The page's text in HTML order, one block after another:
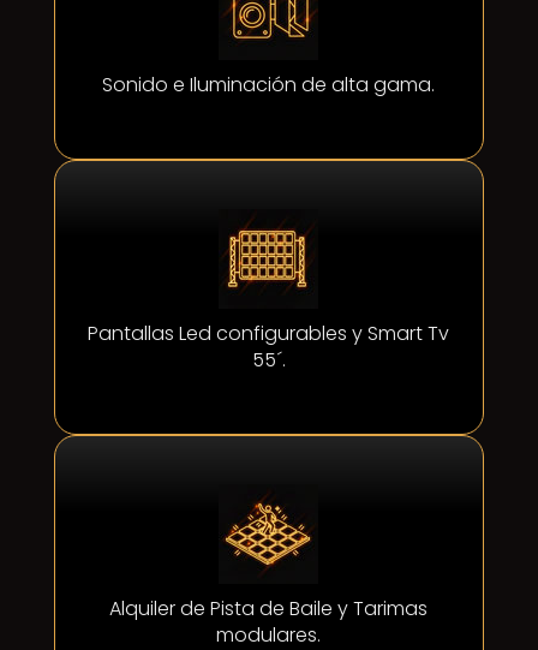
Sonido e Iluminación de alta gama.
Pantallas Led configurables y Smart Tv
55´.
Alquiler de Pista de Baile y Tarimas
modulares.